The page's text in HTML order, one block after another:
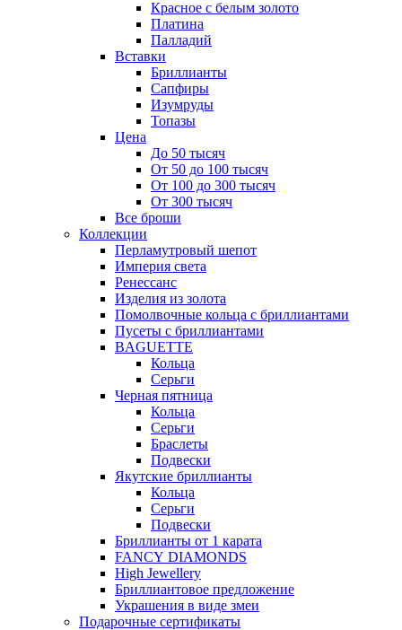
Красное с белым золото
Платина
Палладий
Вставки
Бриллианты
Сапфиры
Изумруды
Топазы
Цена
До 50 тысяч
От 50 до 100 тысяч
От 100 до 300 тысяч
От 300 тысяч
Все броши
Коллекции
Перламутровый шепот
Империя света
Ренессанс
Изделия из золота
Помолвочные кольца с бриллиантами
Пусеты с бриллиантами
BAGUETTE
Кольца
Серьги
Черная пятница
Кольца
Серьги
Браслеты
Подвески
Якутские бриллианты
Кольца
Серьги
Подвески
Бриллианты от 1 карата
FANCY DIAMONDS
High Jewellery
Бриллиантовое предложение
Украшения в виде змеи
Подарочные сертификаты